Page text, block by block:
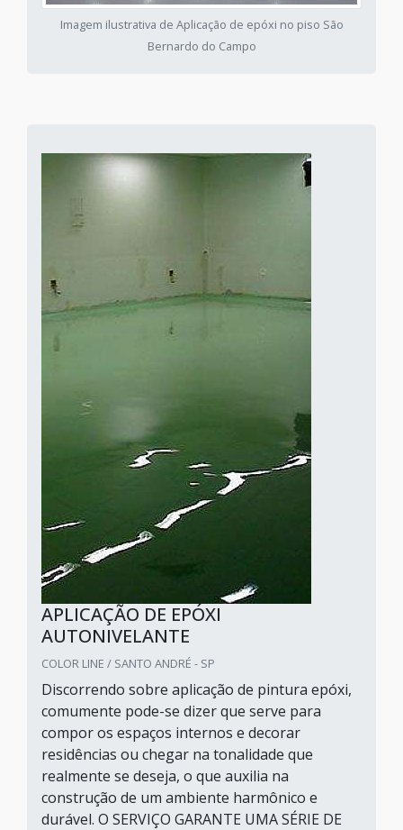
Imagem ilustrativa de Aplicação de epóxi no piso São
Bernardo do Campo
APLICAÇÃO DE EPÓXI
AUTONIVELANTE
COLOR LINE / SANTO ANDRÉ - SP
Discorrendo sobre aplicação de pintura epóxi,
comumente pode-se dizer que serve para
compor os espaços internos e decorar
residências ou chegar na tonalidade que
realmente se deseja, o que auxilia na
construção de um ambiente harmônico e
durável. O SERVIÇO GARANTE UMA SÉRIE DE